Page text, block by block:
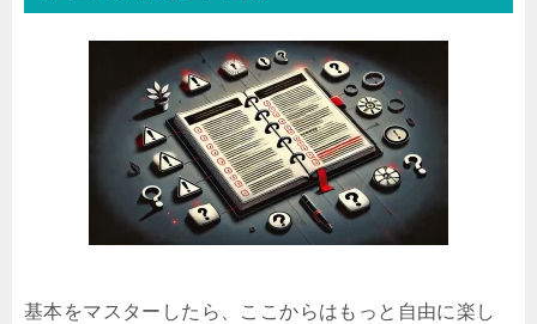
基本をマスターしたら、ここからはもっと自由に楽し